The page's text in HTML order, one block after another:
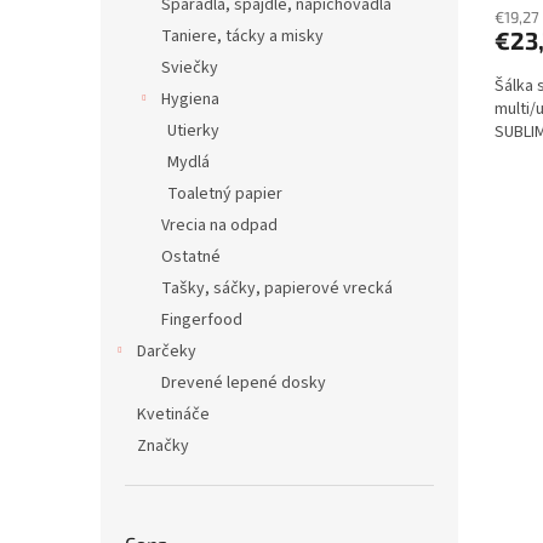
Špáradlá, špajdle, napichovadlá
Taniere, tácky a misky
Sviečky
Hygiena
Utierky
Mydlá
Toaletný papier
Vrecia na odpad
Ostatné
Tašky, sáčky, papierové vrecká
Fingerfood
Darčeky
Drevené lepené dosky
Kvetináče
Značky
Šálka
multi/